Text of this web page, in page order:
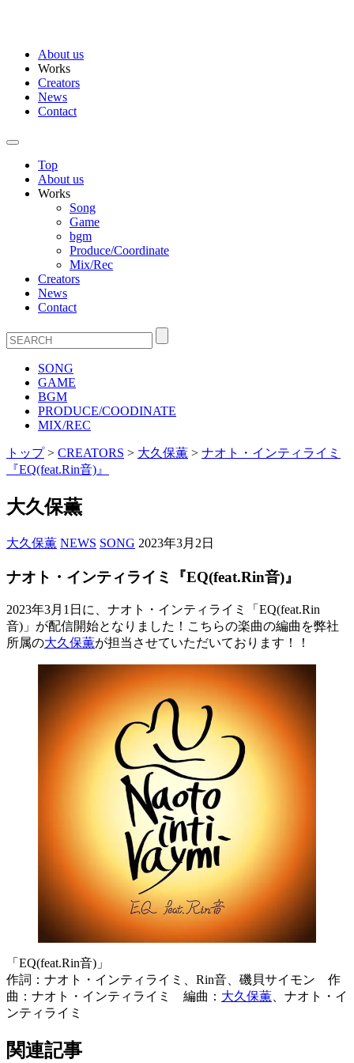
About us
Works
Creators
News
Contact
Top
About us
Works
Song
Game
bgm
Produce/Coordinate
Mix/Rec
Creators
News
Contact
SONG
GAME
BGM
PRODUCE/COODINATE
MIX/REC
トップ> CREATORS > 大久保薫 > ナオト・インティライミ
『EQ(feat.Rin音)』
大久保薫
大久保薫 NEWS SONG 2023年3月2日
ナオト・インティライミ『EQ(feat.Rin音)』
2023年3月1日に、ナオト・インティライミ「EQ(feat.Rin
音)」が配信開始となりました！こちらの楽曲の編曲を弊社
所属の大久保薫が担当させていただいております！！
「EQ(feat.Rin音)」
作詞：ナオト・インティライミ、Rin音、磯貝サイモン 作
曲：ナオト・インティライミ 編曲： 大久保薫 、ナオト・イ
ンティライミ
関連記事